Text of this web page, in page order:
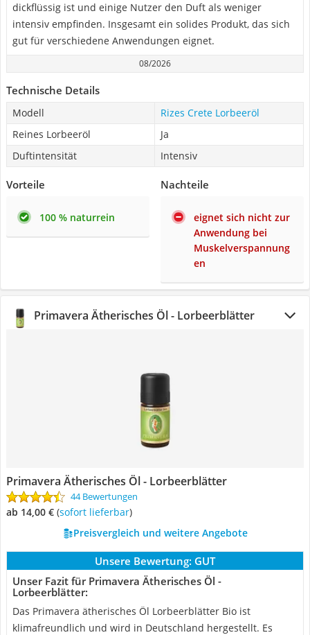
dickflüssig ist und einige Nutzer den Duft als weniger
intensiv empfinden. Insgesamt ein solides Produkt, das sich
gut für verschiedene Anwendungen eignet.
08/2026
Technische Details
Modell
Rizes Crete Lorbeeröl
Reines Lorbeeröl
Ja
Duftintensität
Intensiv
Vorteile
100 % naturrein
Nachteile
eignet sich nicht zur
Anwendung bei
Muskelverspannung
en
Primavera Ätherisches Öl - Lorbeerblätter
Primavera Ätherisches Öl - Lorbeerblätter
44 Bewertungen
ab 14,00 € ( Sofort lieferbar)
Preisvergleich und weitere Angebote
Unsere Bewertung: GUT
Unser Fazit für Primavera Ätherisches Öl -
Lorbeerblätter:
Das Primavera ätherisches Öl Lorbeerblätter Bio ist
klimafreundlich und wird in Deutschland hergestellt. Es